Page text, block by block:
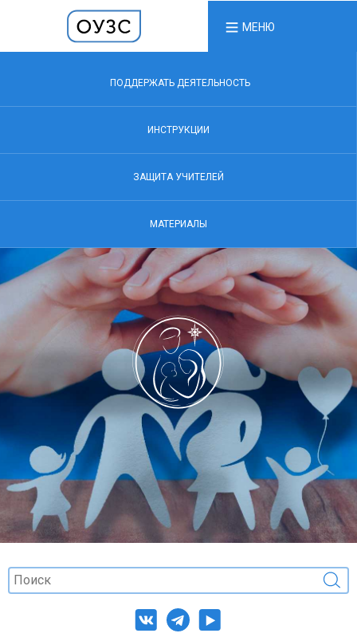
МЕНЮ
ПОДДЕРЖАТЬ ДЕЯТЕЛЬНОСТЬ
ИНСТРУКЦИИ
ЗАЩИТА УЧИТЕЛЕЙ
МАТЕРИАЛЫ